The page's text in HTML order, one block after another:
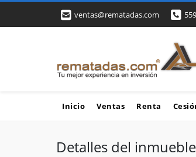
ventas@rematadas.com
Inicio Ventas Renta
Detalles del inmueble